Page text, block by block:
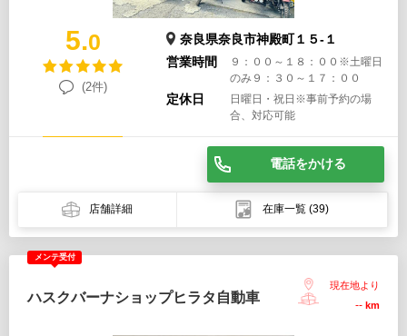
5.0
(2件)
奈良県奈良市神殿町１５-１
営業時間
９：００～１８：００※土曜日
のみ９：３０～１７：００
定休日
日曜日・祝日※事前予約の場
合、対応可能
電話をかける
店舗詳細 在庫一覧 (39)
メンテ受付
ハスクバーナショップヒラタ自動車
現在地より
-- km